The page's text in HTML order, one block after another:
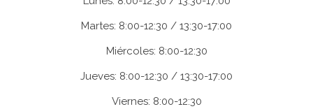
Martes: 8:00-12:30 / 13:30-17:00
Miércoles: 8:00-12:30
Jueves: 8:00-12:30 / 13:30-17:00
Viernes: 8:00-12:30